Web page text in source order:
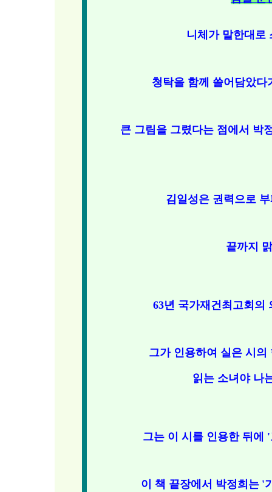
니체가 말한대로
청탁을 함께 쓸어담았
큰 그림을 그렸다는 점에서 박
김일성은 권력으로
끝까지
63년 국가재건최고회의
그가 인용하여 실은 시의
읽는 소녀야 나
그는 이 시를 인용한 뒤에
이 책 끝장에서 박정희는 '